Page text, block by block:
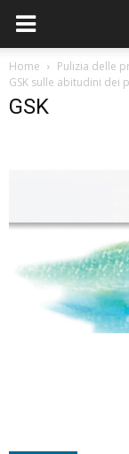
Home
Pulizia delle
GSK sulle abitudini dei
GSK